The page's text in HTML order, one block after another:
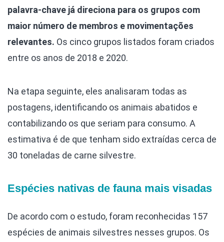
palavra-chave já direciona para os grupos com
maior número de membros e movimentações
relevantes. Os cinco grupos listados foram criados
entre os anos de 2018 e 2020.
Na etapa seguinte, eles analisaram todas as
postagens, identificando os animais abatidos e
contabilizando os que seriam para consumo. A
estimativa é de que tenham sido extraídas cerca de
30 toneladas de carne silvestre.
Espécies nativas de fauna mais visadas
De acordo com o estudo, foram reconhecidas 157
espécies de animais silvestres nesses grupos. Os